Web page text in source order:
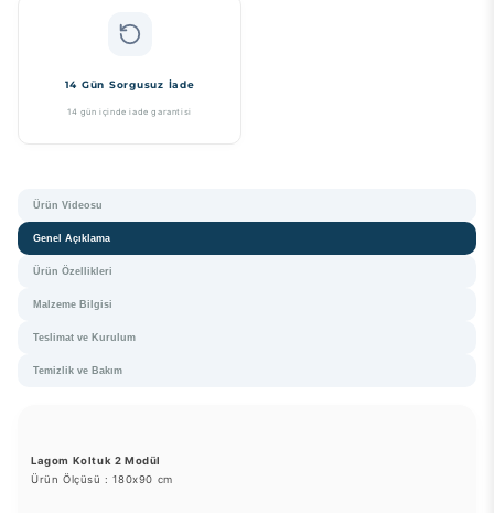
14 Gün Sorgusuz İade
14 gün içinde iade garantisi
Ürün Videosu
Genel Açıklama
Ürün Özellikleri
Malzeme Bilgisi
Teslimat ve Kurulum
Temizlik ve Bakım
Lagom Koltuk 2 Modül
Ürün Ölçüsü : 180x90 cm